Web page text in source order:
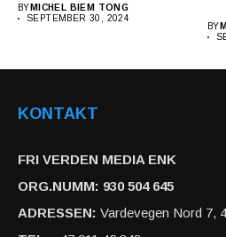
BY MICHEL BIEM TONG
SEPTEMBER 30, 2024
BY
KONTAKT
FRI VERDEN MEDIA ENK
ORG.NUMM: 930 504 645
ADRESSEN: Vardevegen Nord 7,